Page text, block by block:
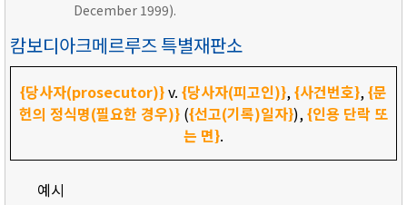
December 1999).
캄보디아크메르루즈 특별재판소
{당사자(prosecutor)}v. {당사자(피고인)},{사건번호},{문
헌의 정식명(필요한 경우)} ({선고(기록)일자}),{인용 단락 또
는 면}.
예시